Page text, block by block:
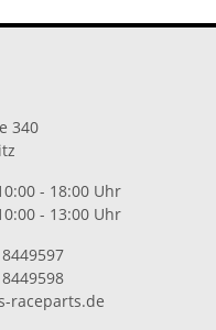
340
- 18:00 Uhr
- 13:00 Uhr
raceparts.de